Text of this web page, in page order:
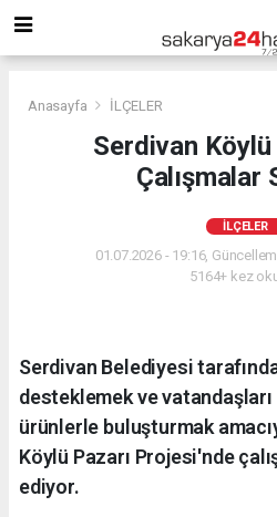
Anasayfa İLÇELER
Serdivan Köylü
Çalışmalar
İLÇELER
01.07.2026 - 19:16,
5164+ kez
Serdivan Belediyesi
desteklemek ve
ürünlerle buluşturmak
Köylü Pazarı Projesi'nde
ediyor.